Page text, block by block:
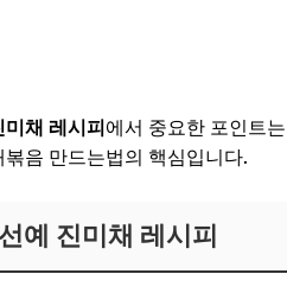
채 레시피에서 중요한 포인트
음 만드는법의 핵심입니다.
예 진미채 레시피